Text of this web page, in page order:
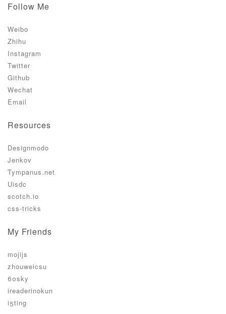
Follow Me
Weibo
Zhihu
Instagram
Twitter
Github
Wechat
Email
Resources
Designmodo
Jenkov
Tympanus.net
Uisdc
scotch.io
css-tricks
My Friends
mojijs
zhouweicsu
60sky
ireaderinokun
i5ting